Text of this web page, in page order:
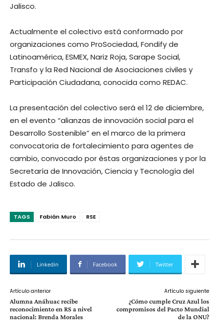
Jalisco.
Actualmente el colectivo está conformado por
organizaciones como ProSociedad, Fondify de
Latinoamérica, ESMEX, Nariz Roja, Sarape Social,
Transfo y la Red Nacional de Asociaciones civiles y
Participación Ciudadana, conocida como REDAC.
La presentación del colectivo será el 12 de diciembre,
en el evento “alianzas de innovación social para el
Desarrollo Sostenible” en el marco de la primera
convocatoria de fortalecimiento para agentes de
cambio, convocado por éstas organizaciones y por la
Secretaría de Innovación, Ciencia y Tecnología del
Estado de Jalisco.
TAGS Fabián Muro RSE
Linkedin Facebook Twitter
Artículo anterior
Alumna Anáhuac recibe
reconocimiento en RS a nivel
nacional: Brenda Morales
Artículo siguiente
¿Cómo cumple Cruz Azul los
compromisos del Pacto Mundial
de la ONU?